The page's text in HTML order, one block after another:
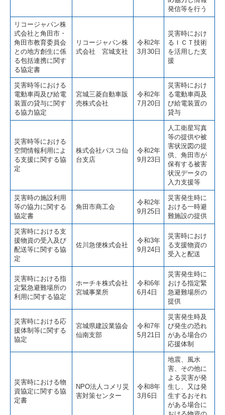
発信等を行う
リコージャパン株
式会社と角田市・
角田市教育委員会
との地方創生に係
る包括連携に関す
る協定書
リコージャパン株
式会社 宮城支社
令和2年
3月30日
災害時におけ
るＩＣＴ技術
を活用した支
援
災害時等における
電動車両及び給電
装置の貸与に関す
る協力協定
宮城三菱自動車販
売株式会社
令和2年
7月20日
災害時におけ
る電動車両及
び給電装置の
貸与
災害時等における
空間情報利用によ
る支援に関する協
定
株式会社パスコ仙
台支店
令和2年
9月23日
人工衛星写真
等の提供や被
害状況図の提
供、角田市が
保有する被害
状況データの
入力支援等
災害時の施設利用
等の協力に関する
協定書
角田市商工会
令和2年
9月25日
災害発生時に
おける一時避
難施設の提供
災害時における支
援物資の受入及び
配送等に関する協
定
佐川急便株式会社
令和3年
9月24日
災害時におけ
る支援物資の
受入と配送
災害時における指
定緊急避難場所の
利用に関する協定
ホーチキ株式会社
宮城事業所
令和6年
6月4日
災害発生時に
おける指定緊
急避難場所の
提供
災害時における応
援体制等に関する
協定
宮城県建設業協会
仙南支部
令和7年
5月21日
災害発生時及
び発生の恐れ
がある場合の
応援体制
災害時における物
資協定に関する協
定書
NPO法人コメリ災
害対策センター
令和8年
3月6日
地震、風水
害、その他に
よる災害が発
生し、又は発
生するおそれ
がある場合に